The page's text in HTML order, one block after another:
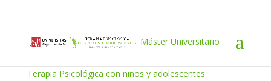
Máster Universitario
Terapia Psicológica con niños y adolescentes